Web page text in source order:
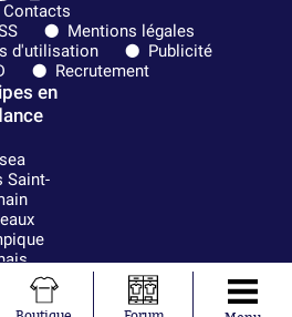
Contacts
Mentions légales
d'utilisation
Publicité
Recrutement
en
Saint-
Madrid